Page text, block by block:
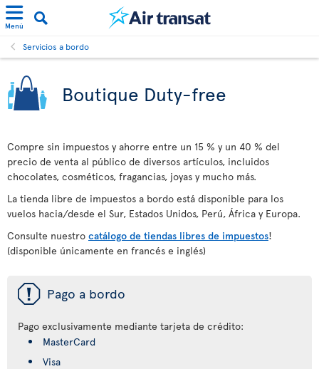
Menú
Servicios a bordo
Boutique Duty-free
Compre sin impuestos y ahorre entre un 15 % y un 40 % del
precio de venta al público de diversos artículos, incluidos
chocolates, cosméticos, fragancias, joyas y mucho más.
La tienda libre de impuestos a bordo está disponible para los
vuelos hacia/desde el Sur, Estados Unidos, Perú, África y Europa.
Consulte nuestro catálogo de tiendas libres de impuestos!
(disponible únicamente en francés e inglés)
ü Pago a bordo
Pago exclusivamente mediante tarjeta de crédito:
MasterCard
Visa